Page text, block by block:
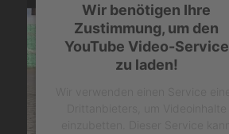
Wir benötigen Ihre
Zustimmung, um den
YouTube Video-Service
zu laden!